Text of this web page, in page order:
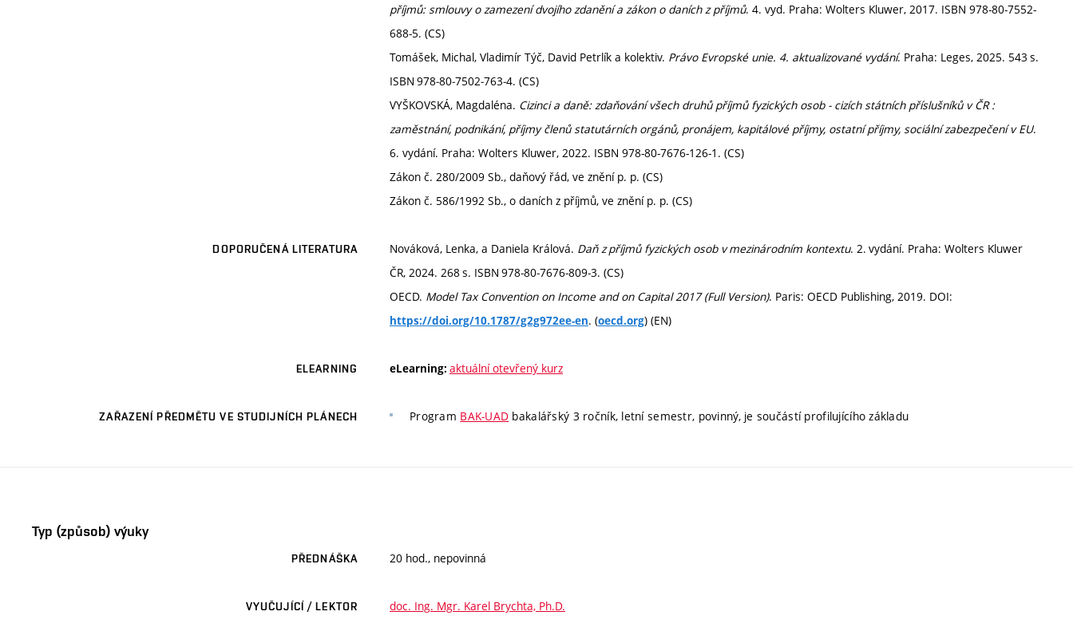
příjmů: smlouvy o zamezení dvojího zdanění a zákon o daních z příjmů. 4. vyd. Praha: Wolters Kluwer, 2017. ISBN 978-80-7552-
688-5. (CS)
Tomášek, Michal, Vladimír Týč, David Petrlík a kolektiv. Právo Evropské unie. 4. aktualizované vydání. Praha: Leges, 2025. 543 s.
ISBN 978‑80‑7502‑763‑4. (CS)
VYŠKOVSKÁ, Magdaléna. Cizinci a daně: zdaňování všech druhů příjmů fyzických osob - cizích státních příslušníků v ČR :
zaměstnání, podnikání, příjmy členů statutárních orgánů, pronájem, kapitálové příjmy, ostatní příjmy, sociální zabezpečení v EU.
6. vydání. Praha: Wolters Kluwer, 2022. ISBN 978-80-7676-126-1. (CS)
Zákon č. 280/2009 Sb., daňový řád, ve znění p. p. (CS)
Zákon č. 586/1992 Sb., o daních z příjmů, ve znění p. p. (CS)
DOPORUČENÁ LITERATURA Nováková, Lenka, a Daniela Králová. Daň z příjmů fyzických osob v mezinárodním kontextu. 2. vydání. Praha: Wolters Kluwer
ČR, 2024. 268 s. ISBN 978‑80‑7676‑809‑3. (CS)
OECD. Model Tax Convention on Income and on Capital 2017 (Full Version). Paris: OECD Publishing, 2019. DOI:
https://doi.org/10.1787/g2g972ee-en. (oecd.org) (EN)
ELEARNING eLearning: aktuální otevřený kurz
ZAŘAZENÍ PŘEDMĚTU VE STUDIJNÍCH PLÁNECH Program BAK-UAD bakalářský 3 ročník, letní semestr, povinný, je součástí profilujícího základu
Typ (způsob) výuky
PŘEDNÁŠKA 20 hod., nepovinná
VYUČUJÍCÍ / LEKTOR doc. Ing. Mgr. Karel Brychta, Ph.D.